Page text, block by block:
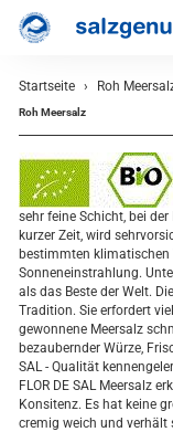
Startseite Roh
Roh Meersalz
sehr feine Schicht, bei
kurzer Zeit, wird
bestimmten klimatischen
Sonneneinstrahlung.
als das Beste der Welt.
Tradition. Sie erfordert
gewonnene Meersalz
bezaubernder Würze,
SAL - Qualität
FLOR DE SAL Meersalz
Konsitenz. Es hat keine
cremig weich und verhält